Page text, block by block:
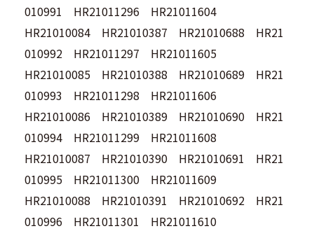
010991 HR21011296 HR21011604
HR21010084 HR21010387 HR21010688 HR21
010992 HR21011297 HR21011605
HR21010085 HR21010388 HR21010689 HR21
010993 HR21011298 HR21011606
HR21010086 HR21010389 HR21010690 HR21
010994 HR21011299 HR21011608
HR21010087 HR21010390 HR21010691 HR21
010995 HR21011300 HR21011609
HR21010088 HR21010391 HR21010692 HR21
010996 HR21011301 HR21011610